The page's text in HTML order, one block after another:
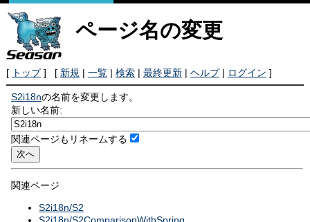
ページ名の変更
[ トップ] [ 新規 | 一覧| 検索| 最終更新| ヘルプ| ログイン ]
S2i18nの名前を変更します。
新しい名前:
関連ページもリネームする
関連ページ
S2i18n/S2